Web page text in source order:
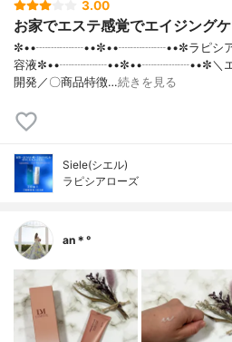
3.00
お家でエステ感覚でエイジング
✼••┈┈┈┈••✼••┈┈┈┈••✼ラピシアロ
容液✼••┈┈┈┈••✼••┈┈┈┈••✼＼エス
開発／〇商品特徴…続きを見る
Siele(シエル)
ラピシアローズ
an＊°